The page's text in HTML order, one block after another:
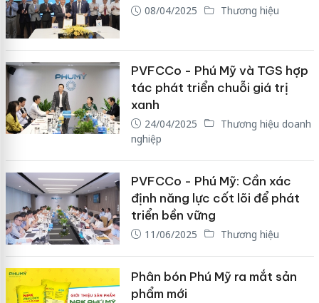
08/04/2025 Thương hiệu
PVFCCo - Phú Mỹ và TGS hợp
tác phát triển chuỗi giá trị
xanh
24/04/2025
Thương hiệu doanh
nghiệp
PVFCCo - Phú Mỹ: Cần xác
định năng lực cốt lõi để phát
triển bền vững
11/06/2025 Thương hiệu
Phân bón Phú Mỹ ra mắt sản
phẩm mới